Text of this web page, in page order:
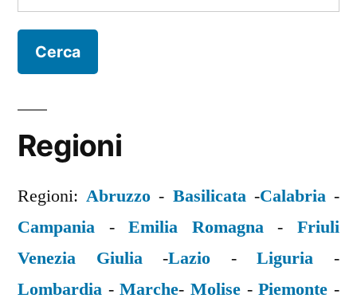
per:
Regioni
Regioni:Abruzzo - Basilicata-Calabria-
Campania -Emilia Romagna-Friuli
Venezia Giulia-Lazio -Liguria -
Lombardia -Marche-Molise -Piemonte -